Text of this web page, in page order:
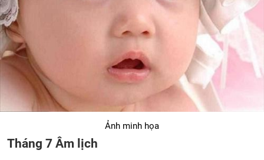
Ảnh minh họa
Tháng 7 Âm lịch